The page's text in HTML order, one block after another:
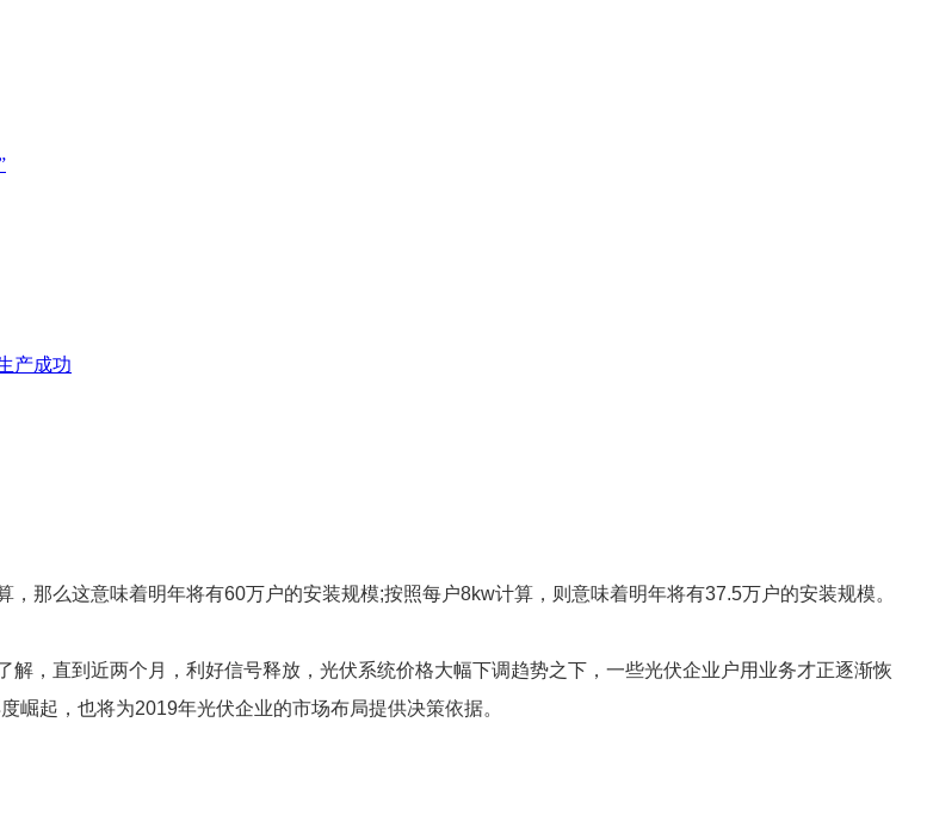
产成功
，那么这意味着明年将有60万户的安装规模;按照每户8kw计算，则意味着明年将有37.5万户的安装规模。
，直到近两个月，利好信号释放，光伏系统价格大幅下调趋势之下，一些光伏企业户用业务才正逐渐恢
起，也将为2019年光伏企业的市场布局提供决策依据。